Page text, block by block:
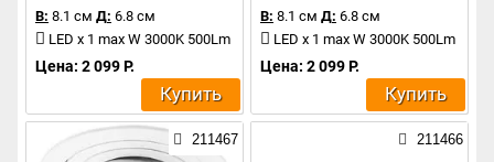
В: 8.1 см Д: 6.8 см
LED x 1 max W 3000K 500Lm
Цена: 2 099 Р.
Купить
В: 8.1 см Д: 6.8 см
LED x 1 max W 3000K 500Lm
Цена: 2 099 Р.
Купить
211467 211466